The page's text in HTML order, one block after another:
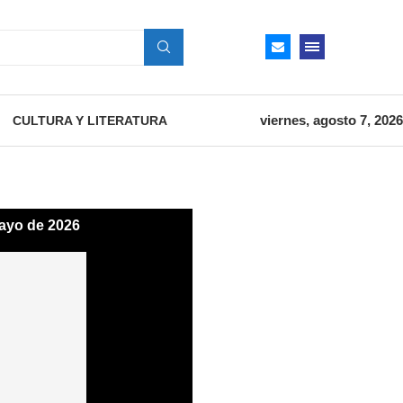
CULTURA Y LITERATURA viernes, agosto 7, 2026
de 2026